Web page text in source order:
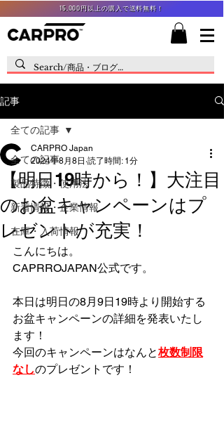
15,000円以上の購入で送料無料！
記事
全ての記事
製品特徴・使用法
新着情報・企業情報
在庫・入荷情報
全ての記事
【明日19時から！】大注目
のお盆キャンペーンはプ
レゼントが充実！
CARPRO Japan
2024年8月8日 読了時間: 1分
こんにちは。
CAPRROJAPAN公式です。
本日は明日の8月9日19時より開始する
お盆キャンペーンの詳細を発表いたし
ます！
今回のキャンペーンはなんと枚数制限
なしのプレゼントです！